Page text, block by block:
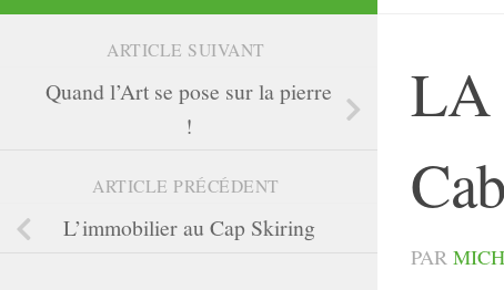
LA
PAR
ARTICLE SUIVANT
Quand l’Art se pose sur la pierre
!
ARTICLE PRÉCÉDENT
L’immobilier au Cap Skiring